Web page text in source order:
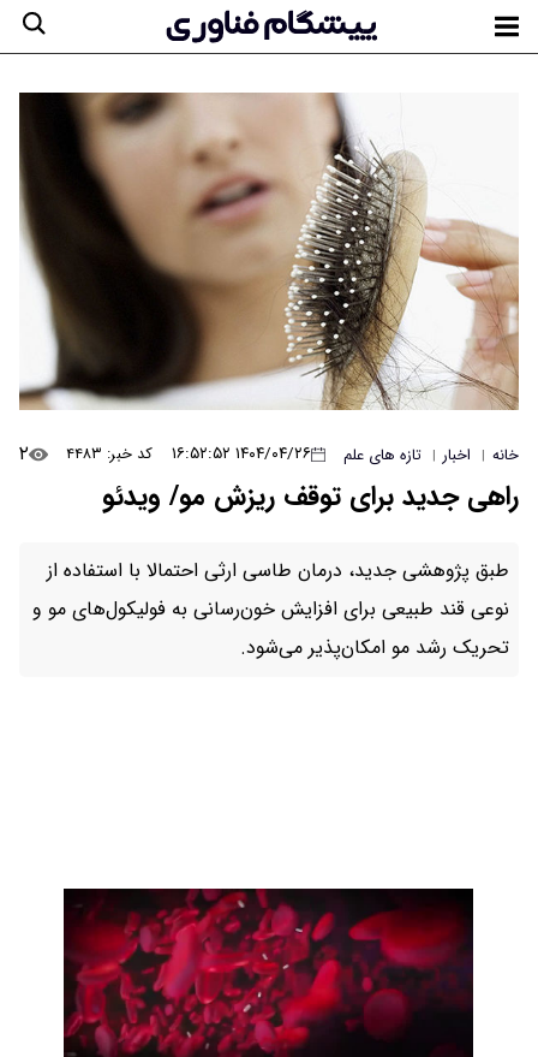
خانه | اخبار | تازه های علم ۱۴۰۴/۰۴/۲۶ ۱۶:۵۲:۵۲ کد خبر: ۴۴۸۳ ۲
راهی جدید برای توقف ریزش مو/ ویدئو
طبق پژوهشی جدید، درمان طاسی ارثی احتمالا با استفاده از
نوعی قند طبیعی برای افزایش خون‌رسانی به فولیکول‌های مو و
تحریک رشد مو امکان‌پذیر می‌شود.